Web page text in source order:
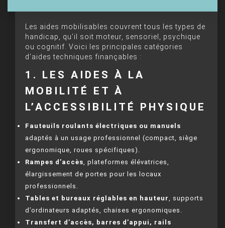
Les aides mobilisables couvrent tous les types de
handicap, qu’il soit moteur, sensoriel, psychique
ou cognitif. Voici les principales catégories
d’aides techniques finançables :
1. LES AIDES À LA
MOBILITÉ ET À
L’ACCESSIBILITÉ PHYSIQUE
Fauteuils roulants électriques ou manuels
adaptés à un usage professionnel (compact, siège
ergonomique, roues spécifiques).
Rampes d’accès , plateformes élévatrices,
élargissement de portes pour les locaux
professionnels.
Tables et bureaux réglables en hauteur
, supports
d’ordinateurs adaptés, chaises ergonomiques.
Transfert d’accès, barres d’appui, rails